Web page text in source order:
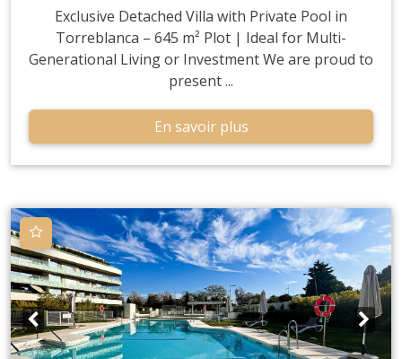
Exclusive Detached Villa with Private Pool in
Torreblanca – 645 m² Plot | Ideal for Multi-
Generational Living or Investment We are proud to
present ...
En savoir plus